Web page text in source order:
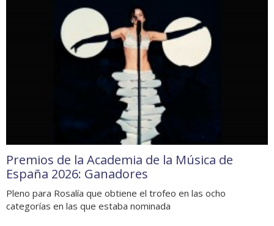
Premios de la Academia de la Música de
España 2026: Ganadores
Pleno para Rosalía que obtiene el trofeo en las ocho
categorías en las que estaba nominada